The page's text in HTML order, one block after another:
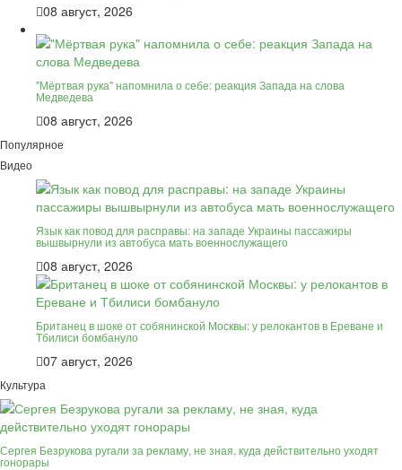
08 август, 2026
"Мёртвая рука" напомнила о себе: реакция Запада на слова
Медведева
08 август, 2026
Популярное
Видео
Язык как повод для расправы: на западе Украины пассажиры
вышвырнули из автобуса мать военнослужащего
08 август, 2026
Британец в шоке от собянинской Москвы: у релокантов в Ереване и
Тбилиси бомбануло
07 август, 2026
Культура
Сергея Безрукова ругали за рекламу, не зная, куда действительно уходят
гонорары